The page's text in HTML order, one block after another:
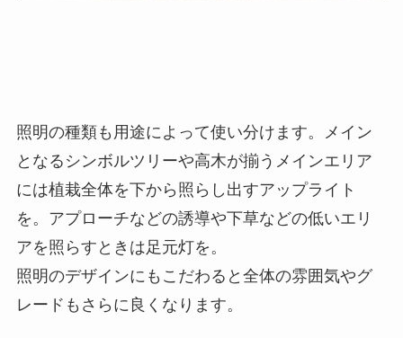
照明の種類も用途によって使い分けます。メイン
となるシンボルツリーや高木が揃うメインエリア
には植栽全体を下から照らし出すアップライト
を。アプローチなどの誘導や下草などの低いエリ
アを照らすときは足元灯を。
照明のデザインにもこだわると全体の雰囲気やグ
レードもさらに良くなります。